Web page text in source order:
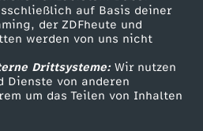
auf Basis deiner
der ZDFheute und
werden von uns nicht
Drittsysteme:Wir nutzen
Dienste von anderen
um das Teilen von Inhalten